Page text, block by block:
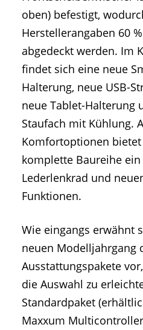
oben) befestigt,
Herstellerangaben 60
abgedeckt werden. Im
findet sich eine neue
Halterung, neue USB-
neue Tablet-Halterung
Staufach mit Kühlung.
Komfortoptionen bietet
komplette Baureihe
Lederlenkrad und
Funktionen.
Wie eingangs erwähnt
neuen Modelljahrgang
Ausstattungspakete
die Auswahl zu
Standardpaket
Maxxum